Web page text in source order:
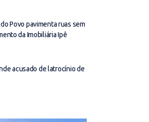
Povo pavimenta ruas sem
da Imobiliária Ipê
acusado de latrocínio de